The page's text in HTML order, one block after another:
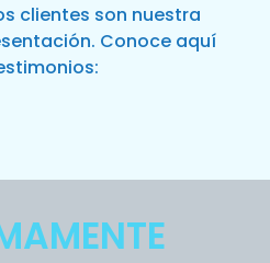
clientes son nuestra
Conoce aquí